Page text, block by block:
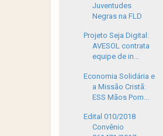
Juventudes
Negras na FLD
Projeto Seja Digital:
AVESOL contrata
equipe de in...
Economia Solidária e
a Missão Cristã:
ESS Mãos Pom...
Edital 010/2018
Convênio